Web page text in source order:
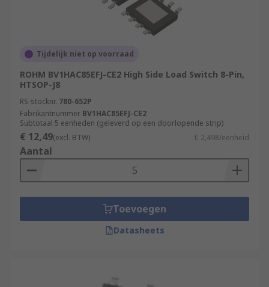
Tijdelijk niet op voorraad
ROHM BV1HAC85EFJ-CE2 High Side Load Switch 8-Pin,
HTSOP-J8
RS-stocknr. 780-652P
Fabrikantnummer BV1HAC85EFJ-CE2
Subtotaal 5 eenheden (geleverd op een doorlopende strip)
€ 12,49(excl. BTW) € 2,498/eenheid
Aantal
Toevoegen
Datasheets